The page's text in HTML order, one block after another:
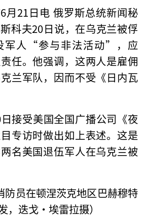
月21日电 俄罗斯总统新闻秘
科夫20日说，在乌克兰被俘
军人“参与非法活动”，应
任。他强调，这两人是雇佣
兰军队，因而不受《日内瓦
接受美国全国广播公司《夜
专访时做出如上表述。这是
名美国退伍军人在乌克兰被
防员在顿涅茨克地区巴赫穆特
，迭戈·埃雷拉摄）